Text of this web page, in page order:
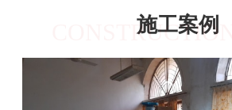
施工案例